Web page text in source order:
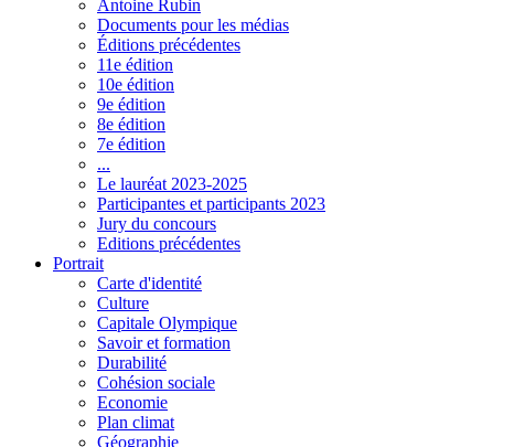
Antoine Rubin
Documents pour les médias
Éditions précédentes
11e édition
10e édition
9e édition
8e édition
7e édition
...
Le lauréat 2023-2025
Participantes et participants 2023
Jury du concours
Editions précédentes
Portrait
Carte d'identité
Culture
Capitale Olympique
Savoir et formation
Durabilité
Cohésion sociale
Economie
Plan climat
Géographie